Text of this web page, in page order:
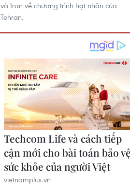
và Iran về chương trình hạt nhân của
Tehran.